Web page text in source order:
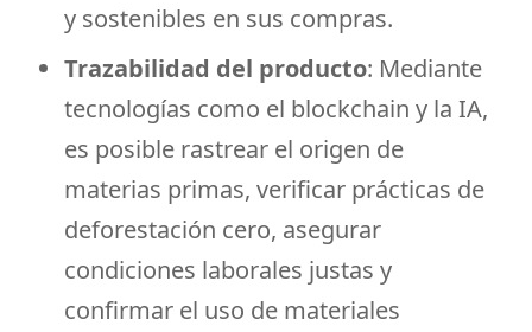
y sostenibles en sus compras.
Trazabilidad del producto: Mediante
tecnologías como el blockchain y la IA,
es posible rastrear el origen de
materias primas, verificar prácticas de
deforestación cero, asegurar
condiciones laborales justas y
confirmar el uso de materiales